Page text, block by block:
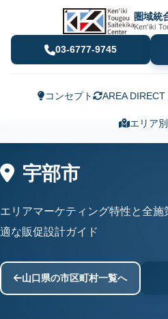
圏域統
Ken'iki
03-6777-9745
コンセプト AREA DIRECT
エリア
宇部市
エリアマーケティング特性と全
適な販促設計ガイド
山口県の市区町村一覧へ